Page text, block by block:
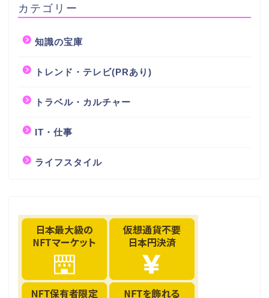
カテゴリー
知識の宝庫
トレンド・テレビ(PRあり)
トラベル・カルチャー
IT・仕事
ライフスタイル